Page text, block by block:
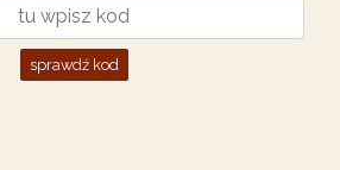
sprawdź kod